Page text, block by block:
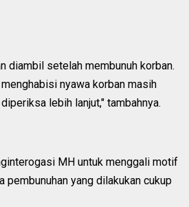
diambil setelah membunuh korban.
nyawa korban masih
lebih lanjut," tambahnya.
MH untuk menggali motif
pembunuhan yang dilakukan cukup